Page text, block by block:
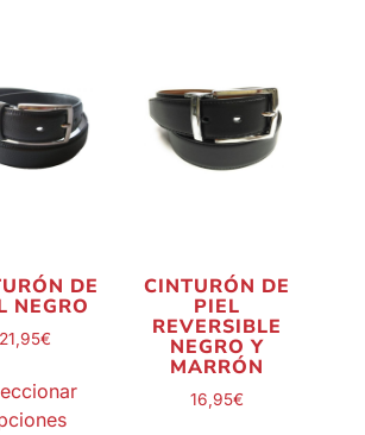
DE
NEGRO
21,95€
CINTURÓN DE
PIEL
REVERSIBLE
NEGRO Y
MARRÓN
16,95€